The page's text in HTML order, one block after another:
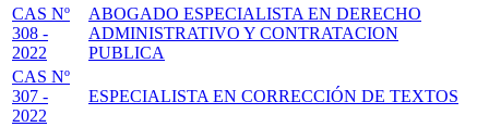
CAS Nº
308 -
2022
ABOGADO ESPECIALISTA EN DERECHO
ADMINISTRATIVO Y CONTRATACION
PUBLICA
CAS Nº
307 -
2022
ESPECIALISTA EN CORRECCIÓN DE TEXTOS